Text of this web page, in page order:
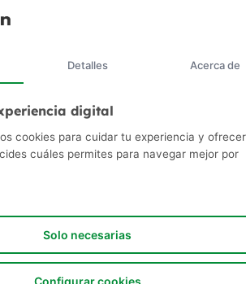
Detalles Acerca de
digital
cookies para cuidar tu experiencia y
cuáles permites para navegar mejor por
Solo necesarias
Configurar cookies